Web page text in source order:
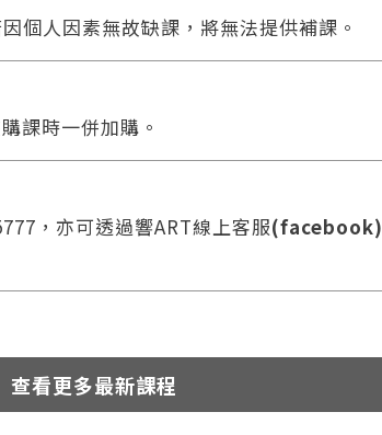
，請依照信件中的指示重新登入。
到您的帳號重複登入，
個人因素無故缺課，將無法提供補課。
課時一併加購。
，亦可透過響ART線上客服(facebook)
查看更多最新課程